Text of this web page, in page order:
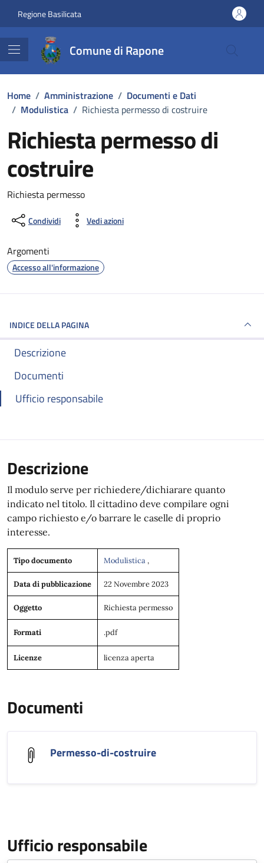
Regione Basilicata
Comune di Rapone
Home / Amministrazione / Documenti e Dati
/ Modulistica / Richiesta permesso di costruire
Richiesta permesso di
costruire
Dettagli del documento
Richiesta permesso
Condividi Vedi azioni
Argomenti
Accesso all'informazione
INDICE DELLA PAGINA
Descrizione
Documenti
Ufficio responsabile
Descrizione
Il modulo serve per richiedere/dichiarare quanto
indicato nel titolo. Il cittadino deve compilare ogni
campo richiesto e/o barrare le caselle di proprio
interesse.
Tipo documento Modulistica ,
Data di pubblicazione 22 Novembre 2023
Oggetto Richiesta permesso
Formati .pdf
Licenze licenza aperta
Documenti
Permesso-di-costruire
Ufficio responsabile